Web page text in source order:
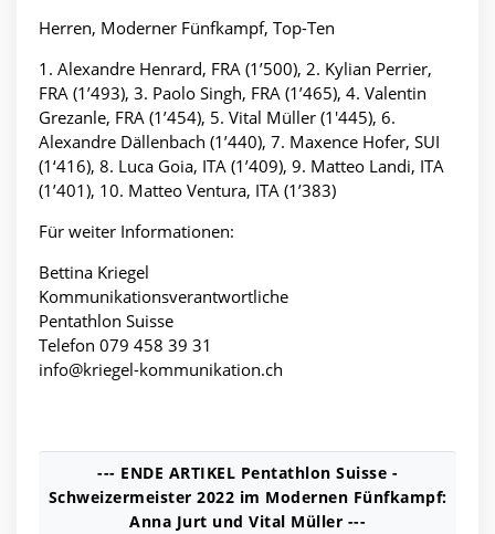
Herren, Moderner Fünfkampf, Top-Ten
1. Alexandre Henrard, FRA (1’500), 2. Kylian Perrier,
FRA (1’493), 3. Paolo Singh, FRA (1’465), 4. Valentin
Grezanle, FRA (1’454), 5. Vital Müller (1'445), 6.
Alexandre Dällenbach (1’440), 7. Maxence Hofer, SUI
(1‘416), 8. Luca Goia, ITA (1’409), 9. Matteo Landi, ITA
(1’401), 10. Matteo Ventura, ITA (1’383)
Für weiter Informationen:
Bettina Kriegel
Kommunikationsverantwortliche
Pentathlon Suisse
Telefon 079 458 39 31
info@kriegel-kommunikation.ch
--- ENDE ARTIKEL Pentathlon Suisse -
Schweizermeister 2022 im Modernen Fünfkampf:
Anna Jurt und Vital Müller ---